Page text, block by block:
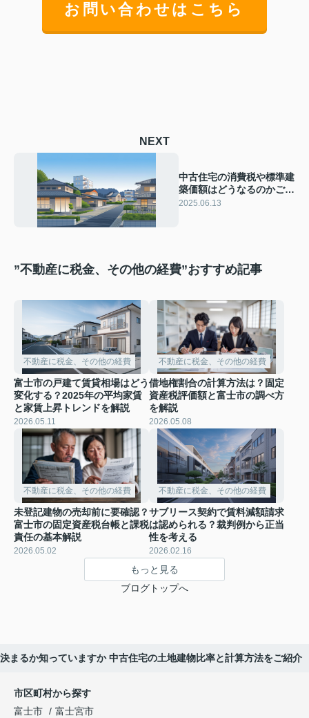
お問い合わせはこちら
NEXT
中古住宅の消費税や標準建
築価額はどうなるのかご存
知ですか 中古住宅購入時
2025.06.13
”不動産に税金、その他の経費”おすすめ記事
不動産に税金、その他の経費
富士市の戸建て賃貸相場はどう
変化する？2025年の平均家賃
と家賃上昇トレンドを解説
2026.05.11
不動産に税金、その他の経費
借地権割合の計算方法は？固定
資産税評価額と富士市の調べ方
を解説
2026.05.08
不動産に税金、その他の経費
未登記建物の売却前に要確認？
富士市の固定資産税台帳と課税
責任の基本解説
2026.05.02
不動産に税金、その他の経費
サブリース契約で賃料減額請求
は認められる？裁判例から正当
性を考える
2026.02.16
もっと見る
ブログトップへ
まるか知っていますか 中古住宅の土地建物比率と計算方法をご紹介
市区町村から探す
富士市
富士宮市